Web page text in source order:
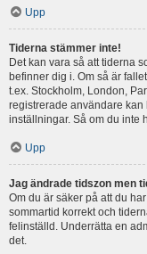
Upp
Tiderna stämmer inte!
Det kan vara så att tiderna
befinner dig i. Om så är
t.ex. Stockholm, London,
registrerade användare
inställningar. Så om du inte
Upp
Jag ändrade tidszon men
Om du är säker på att du
sommartid korrekt och
felinställd. Underrätta en
det.